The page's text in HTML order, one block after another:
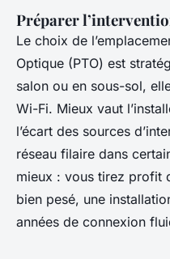
Préparer
Le choix de
Optique (PTO) est
salon ou en sous-sol,
Wi-Fi. Mieux vaut
l’écart des sources
réseau filaire dans
mieux : vous tirez profit
bien pesé, une
années de connexion